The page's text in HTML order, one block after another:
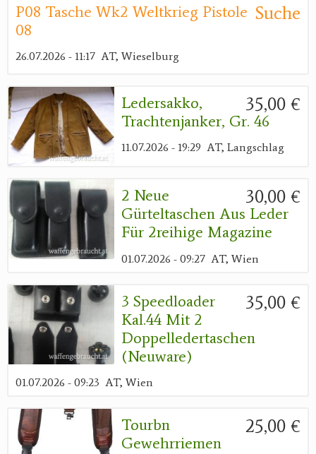
Suche
P08 Tasche Wk2 Weltkrieg Pistole
08
26.07.2026 - 11:17 AT, Wieselburg
35,00 €
Ledersakko,
Trachtenjanker, Gr. 46
11.07.2026 - 19:29 AT, Langschlag
30,00 €
2 Neue
Gürteltaschen Aus Leder
Für 2reihige Magazine
01.07.2026 - 09:27 AT, Wien
35,00 €
3 Speedloader
Kal.44 Mit 2
Doppelledertaschen
(Neuware)
01.07.2026 - 09:23 AT, Wien
25,00 €
Tourbn
Gewehrriemen